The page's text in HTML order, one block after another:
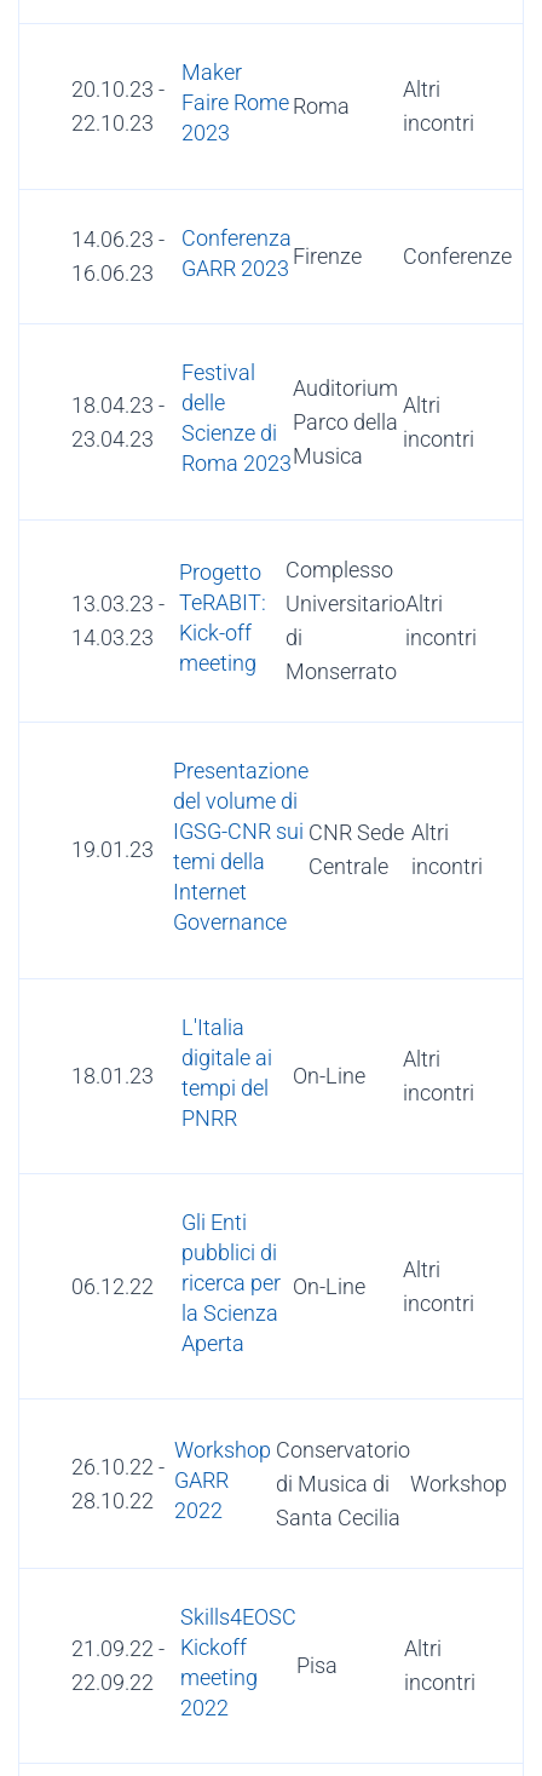
20.10.23 -
22.10.23
Maker
Faire Rome
2023
Roma
Altri
incontri
14.06.23 -
16.06.23
Conferenza
GARR 2023 Firenze Conferenze
18.04.23 -
23.04.23
Festival
delle
Scienze di
Roma 2023
Auditorium
Parco della
Musica
Altri
incontri
13.03.23 -
14.03.23
Progetto
TeRABIT:
Kick-off
meeting
Complesso
Universitario
di
Monserrato
Altri
incontri
19.01.23
Presentazione
del volume di
IGSG-CNR sui
temi della
Internet
Governance
CNR Sede
Centrale
Altri
incontri
18.01.23
L'Italia
digitale ai
tempi del
PNRR
On-Line
Altri
incontri
06.12.22
Gli Enti
pubblici di
ricerca per
la Scienza
Aperta
On-Line
Altri
incontri
26.10.22 -
28.10.22
Workshop
GARR
2022
Conservatorio
di Musica di
Santa Cecilia
Workshop
21.09.22 -
22.09.22
Skills4EOSC
Kickoff
meeting
2022
Pisa
Altri
incontri